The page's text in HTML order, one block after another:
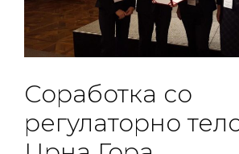
Соработка со
регулаторно